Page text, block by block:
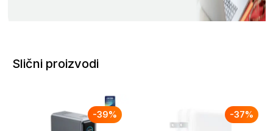
Slični proizvodi
-39% -37%